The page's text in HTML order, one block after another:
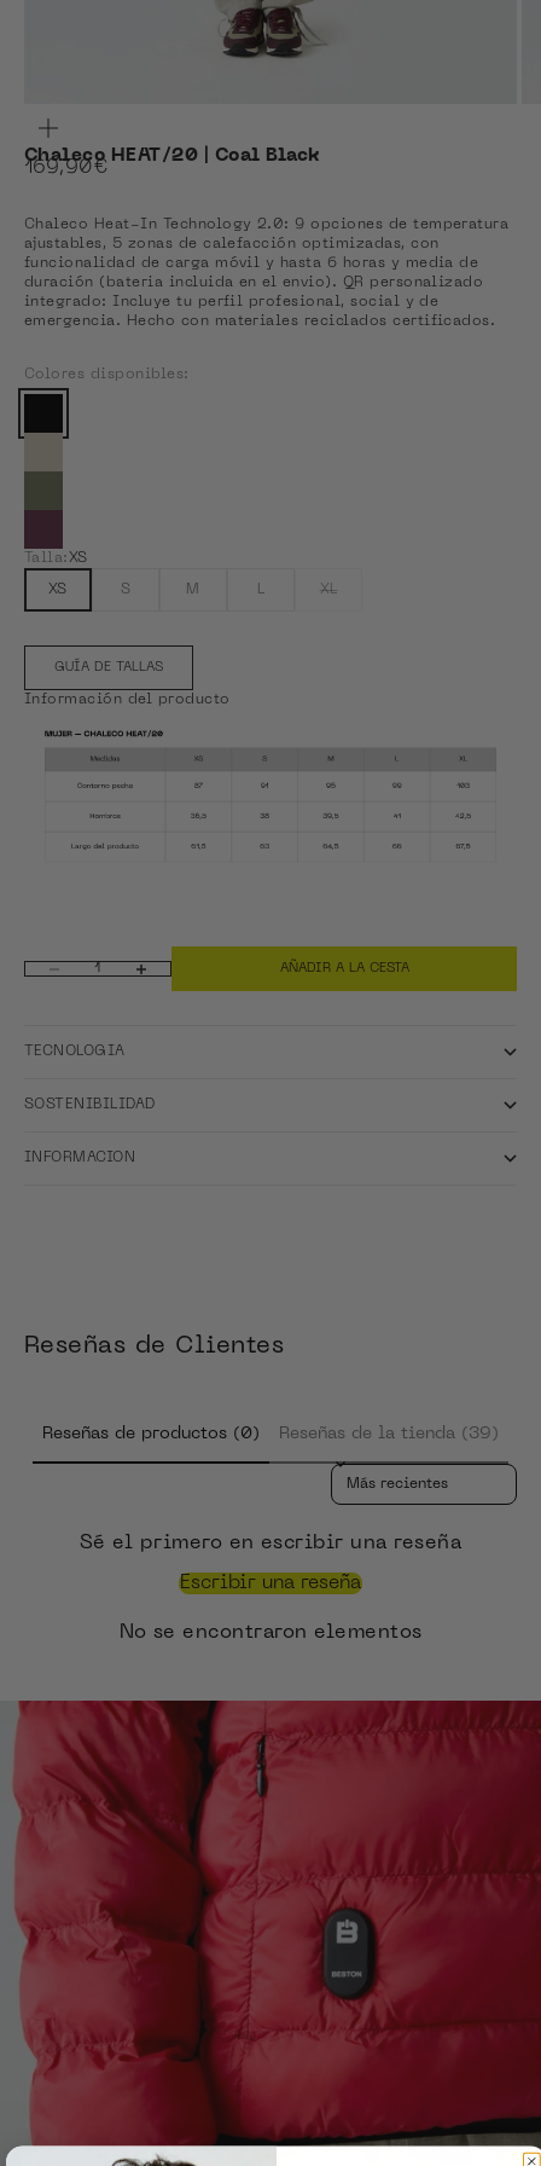
Chaleco HEAT/20 | Coal Black
Precio de oferta
169,90€
Chaleco Heat-In Technology 2.0: 9 opciones de temperatura
ajustables, 5 zonas de calefacción optimizadas, con
funcionalidad de carga móvil y hasta 6 horas y media de
duración (bateria incluida en el envio). QR personalizado
integrado: Incluye tu perfil profesional, social y de
emergencia. Hecho con materiales reciclados certificados.
Colores disponibles:
Talla: XS
XS S M L XL
GUÍA DE TALLAS
Información del producto
Reducir cantidadAumentar cantidad AÑADIR A LA CESTA
TECNOLOGIA
SOSTENIBILIDAD
INFORMACION
Reseñas de Clientes
Reseñas de productos (0) Reseñas de la tienda (39)
Sort reviews by
Sé el primero en escribir una reseña
Escribir una reseña
No se encontraron elementos